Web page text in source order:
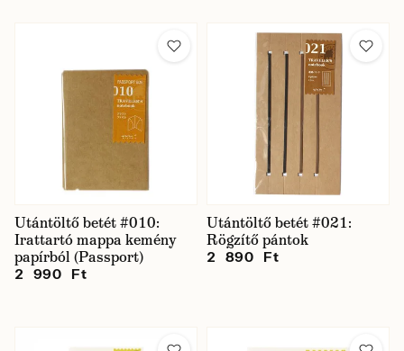
Utántöltő betét #010:
Irattartó mappa kemény
papírból (Passport)
2 990 Ft
Utántöltő betét #021:
Rögzítő pántok
2 890 Ft